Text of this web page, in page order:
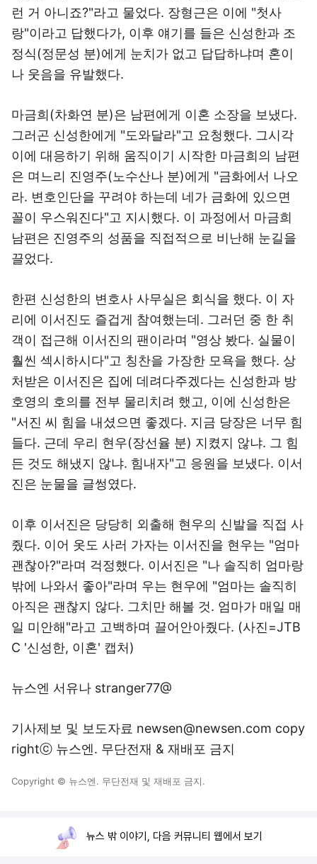
런 거 아니죠?"라고 물었다. 장형근은 이에 "첫사
랑"이라고 답했다가, 이후 얘기를 들은 신성한과 조
정식(정문성 분)에게 눈치가 없고 답답하냐며 혼이
나 웃음을 유발했다.
마금희(차화연 분)은 남편에게 이혼 소장을 보냈다.
그러곤 신성한에게 "도와달라"고 요청했다. 그시각
이에 대응하기 위해 움직이기 시작한 마금희의 남편
은 며느리 진영주(노수산나 분)에게 "금화에서 나오
라. 변호인단을 꾸려야 하는데 네가 금화에 있으면
꼴이 우스워진다"고 지시했다. 이 과정에서 마금희
남편은 진영주의 성품을 직접적으로 비난해 눈길을
끌었다.
한편 신성한의 변호사 사무실은 회식을 했다. 이 자
리에 이서진도 즐겁게 참여했는데. 그러던 중 한 취
객이 접근해 이서진의 팬이라며 "영상 봤다. 실물이
훨씬 섹시하시다"고 칭찬을 가장한 모욕을 했다. 상
처받은 이서진은 집에 데려다주겠다는 신성한과 방
호영의 호의를 전부 물리치려 했고, 이에 신성한은
"서진 씨 힘을 내셨으면 좋겠다. 지금 당장은 너무 힘
들다. 근데 우리 현우(장선율 분) 지켰지 않냐. 그 힘
든 것도 해냈지 않냐. 힘내자"고 응원을 보냈다. 이서
진은 눈물을 글썽였다.
이후 이서진은 당당히 외출해 현우의 신발을 직접 사
줬다. 이어 옷도 사러 가자는 이서진을 현우는 "엄마
괜찮아?"라며 걱정했다. 이서진은 "나 솔직히 엄마랑
밖에 나와서 좋아"라며 우는 현우에 "엄마는 솔직히
아직은 괜찮지 않다. 그치만 해볼 것. 엄마가 매일 매
일 미안해"라고 고백하며 끌어안아줬다. (사진=JTB
C '신성한, 이혼' 캡처)
뉴스엔 서유나 stranger77@
기사제보 및 보도자료 newsen@newsen.com copy
rightⓒ 뉴스엔. 무단전재 & 재배포 금지
Copyright © 뉴스엔. 무단전재 및 재배포 금지.
뉴스 밖 이야기, 다음 커뮤니티 웹에서 보기